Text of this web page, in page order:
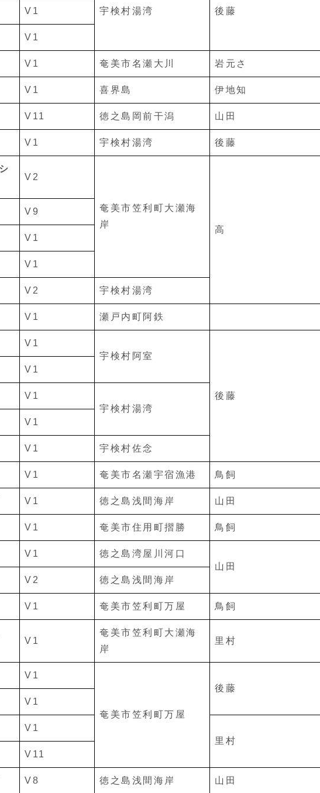
宇検村湯湾 後藤
V1
V1
V1 奄美市名瀬大川 岩元さ
V1 喜界島 伊地知
V11 徳之島岡前干潟 山田
V1 宇検村湯湾 後藤
V2
奄美市笠利町大瀬海
岸
高
V9
V1
V1
V2 宇検村湯湾
V1 瀬戸内町阿鉄
V1
宇検村阿室
後藤
V1
V1
宇検村湯湾
V1
V1 宇検村佐念
V1 奄美市名瀬宇宿漁港 鳥飼
V1 徳之島浅間海岸 山田
V1 奄美市住用町摺勝 鳥飼
V1
徳之島湾屋川河口
山田
V2 徳之島浅間海岸
V1 奄美市笠利町万屋 鳥飼
V1
奄美市笠利町大瀬海
岸
里村
V1
奄美市笠利町万屋
後藤
V1
V1
里村
V11
V8 徳之島浅間海岸 山田